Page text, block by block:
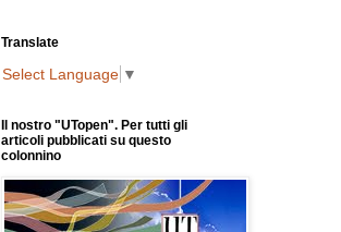
Translate
Select Language ▼
Il nostro "UTopen". Per tutti gli
articoli pubblicati su questo
colonnino